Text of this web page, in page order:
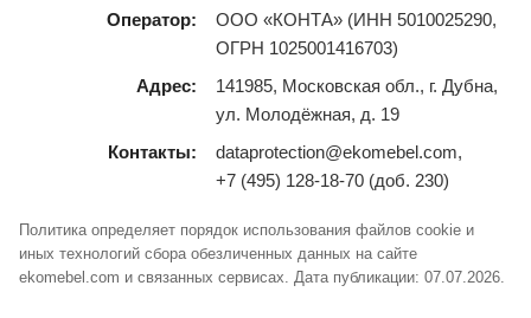
Оператор:
ООО «КОНТА» (ИНН 5010025290,
ОГРН 1025001416703)
Адрес:
141985, Московская обл., г. Дубна,
ул. Молодёжная, д. 19
Контакты:
dataprotection@ekomebel.com,
+7 (495) 128‑18‑70 (доб. 230)
Политика определяет порядок использования файлов cookie и
иных технологий сбора обезличенных данных на сайте
ekomebel.com и связанных сервисах. Дата публикации: 07.07.2026.